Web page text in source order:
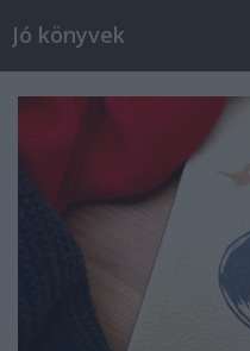
Jó könyvek